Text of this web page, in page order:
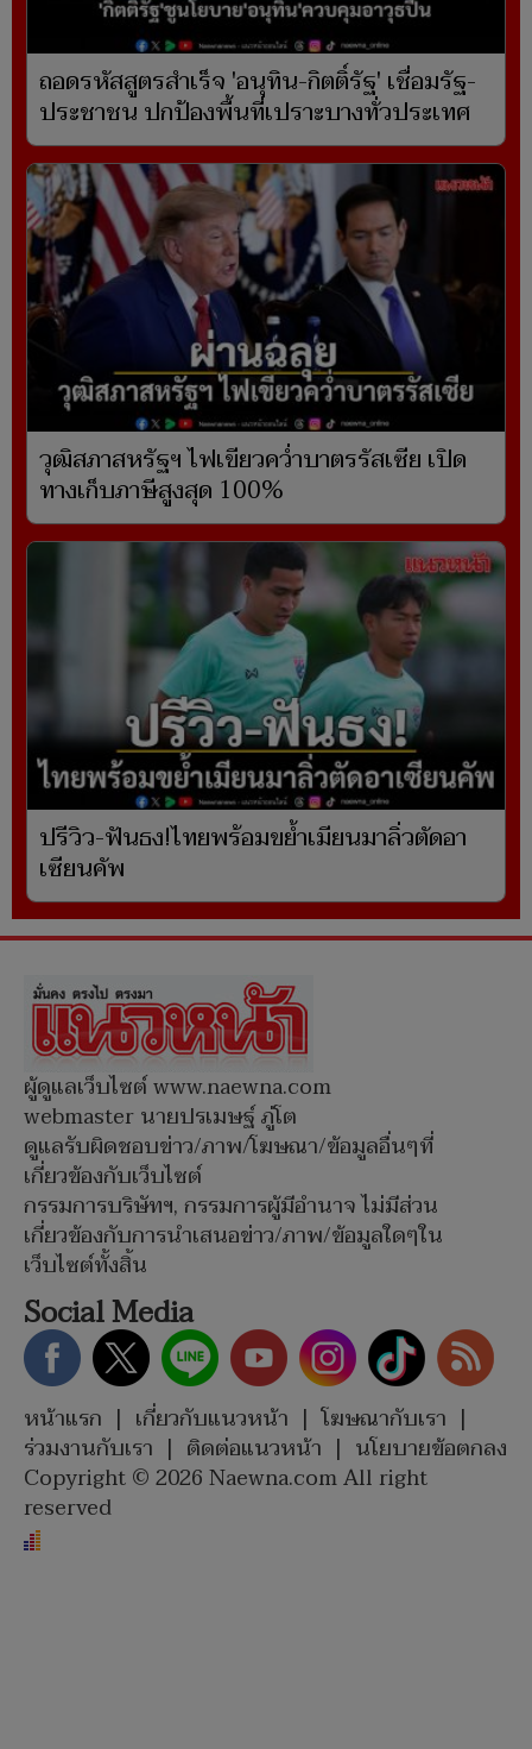
ถอดรหัสสูตรสำเร็จ 'อนุทิน-กิตติ์รัฐ' เชื่อมรัฐ-
ประชาชน ปกป้องพื้นที่เปราะบางทั่วประเทศ
วุฒิสภาสหรัฐฯ ไฟเขียวคว่ำบาตรรัสเซีย เปิด
ทางเก็บภาษีสูงสุด 100%
ปรีวิว-ฟันธง!ไทยพร้อมขย้ำเมียนมาลิ่วตัดอา
เซียนคัพ
ผู้ดูแลเว็บไซต์ www.naewna.com
webmaster นายปรเมษฐ์ ภู่โต
ดูแลรับผิดชอบข่าว/ภาพ/โฆษณา/ข้อมูลอื่นๆที่
เกี่ยวข้องกับเว็บไซต์
กรรมการบริษัทฯ, กรรมการผู้มีอำนาจ ไม่มีส่วน
เกี่ยวข้องกับการนำเสนอข่าว/ภาพ/ข้อมูลใดๆใน
เว็บไซต์ทั้งสิ้น
Social Media
หน้าแรก | เกี่ยวกับแนวหน้า | โฆษณากับเรา |
ร่วมงานกับเรา | ติดต่อแนวหน้า | นโยบายข้อตกลง
Copyright © 2026 Naewna.com All right
reserved